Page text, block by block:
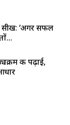
सीख: ‘अगर सफल
की पढ़ाई,